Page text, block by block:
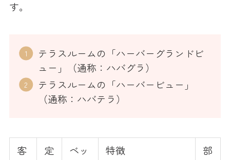
す。
テラスルームの「ハーバーグランドビ
ュー」（通称：ハバグラ）
テラスルームの「ハーバービュー」
（通称：ハバテラ）
客
定
ベッ
特徴
部